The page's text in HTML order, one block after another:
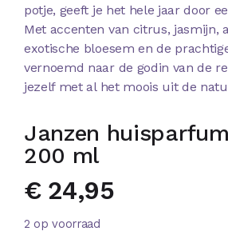
potje, geeft je het hele jaar door
Met accenten van citrus, jasmijn,
exotische bloesem en de
vernoemd naar de godin van de
jezelf met al het moois uit de
Janzen
200 ml
€24,95
2 op voorraad